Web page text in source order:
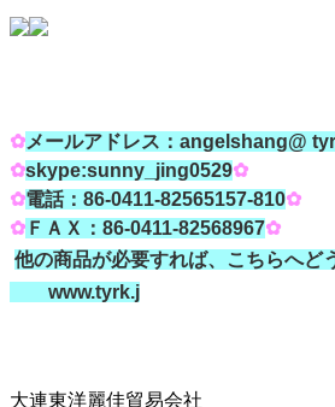
✿メールアドレス：angelshang@
✿skype:sunny_jing0529✿
✿電話：86-0411-82565157-810✿
✿ ＦＡＸ：86-0411-82568967✿
他の商品が必要すれば、こちらへど
www.tyrk.j
大連東洋麗佳貿易会社